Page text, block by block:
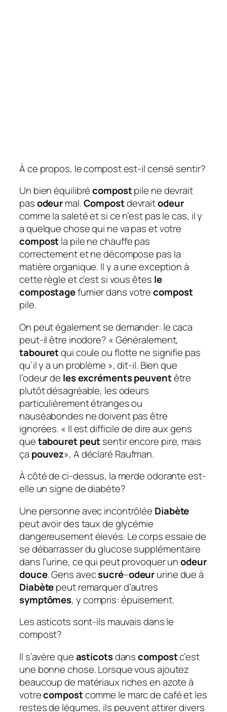
À ce propos, le compost est-il censé sentir?
Un bien équilibrécompostpile ne devrait
pasodeurmal.Compostdevraitodeur
comme la saleté et si ce n’est pas le cas, il y
a quelque chose qui ne va pas et votre
compostla pile ne chauffe pas
correctement et ne décompose pas la
matière organique. Il y a une exception à
cette règle et c’est si vous êtes le
compostagefumier dans votrecompost
pile.
On peut également se demander: le caca
peut-il être inodore? « Généralement,
tabouretqui coule ou flotte ne signifie pas
qu’il y a un problème », dit-il. Bien que
l’odeur de les excréments peuventêtre
plutôt désagréable, les odeurs
particulièrement étranges ou
nauséabondes ne doivent pas être
ignorées. « Il est difficile de dire aux gens
quetabouret peutsentir encore pire, mais
ça pouvez», A déclaré Raufman.
À côté de ci-dessus, la merde odorante est-
elle un signe de diabète?
Une personne avec incontrôlée Diabète
peut avoir des taux de glycémie
dangereusement élevés. Le corps essaie de
se débarrasser du glucose supplémentaire
dans l’urine, ce qui peut provoquer unodeur
douce. Gens avecsucré–odeururine due à
Diabètepeut remarquer d’autres
symptômes, y compris: épuisement.
Les asticots sont-ils mauvais dans le
compost?
Il s’avère queasticotsdanscompostc’est
une bonne chose. Lorsque vous ajoutez
beaucoup de matériaux riches en azote à
votrecompostcomme le marc de café et les
restes de légumes, ils peuvent attirer divers